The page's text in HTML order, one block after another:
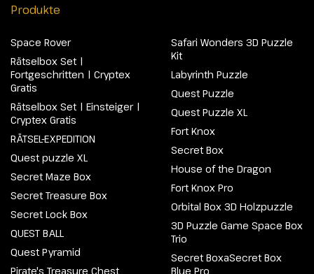
Produkte
Space Rover
Rätselbox Set |
Fortgeschritten | Cryptex
Gratis
Rätselbox Set | Einsteiger |
Cryptex Gratis
RÄTSEL-EXPEDITION
Quest puzzle XL
Secret Maze Box
Secret Treasure Box
Secret Lock Box
QUEST BALL
Quest Pyramid
Pirate's Treasure Chest
Safari Wonders 3D Puzzle
Kit
Labyrinth Puzzle
Quest Puzzle
Quest Puzzle XL
Fort Knox
Secret Box
House of the Dragon
Fort Knox Pro
Orbital Box 3D Holzpuzzle
3D Puzzle Game Space Box
Trio
Secret BoxaSecret Box
Blue Pro